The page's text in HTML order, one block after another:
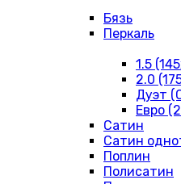
Бязь
Перкаль
1.5
2.0
Дуэт
Евро
Сатин
Сатин
Поплин
Полисатин